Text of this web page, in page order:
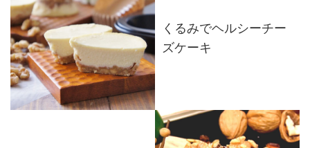
くるみでヘルシーチー
ズケーキ